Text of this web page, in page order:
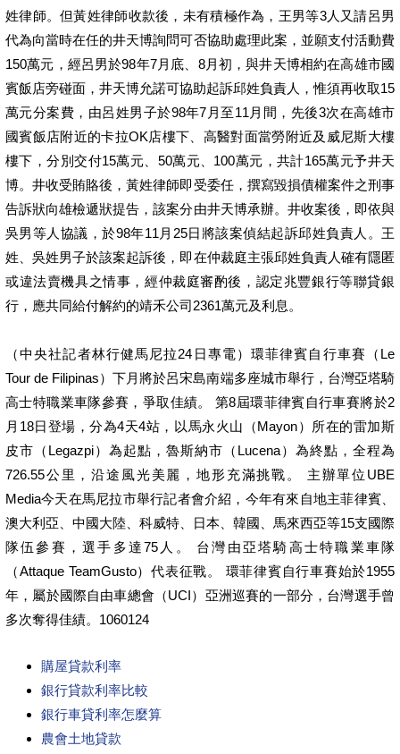
姓律師。但黃姓律師收款後，未有積極作為，王男等3人又請呂男
代為向當時在任的井天博詢問可否協助處理此案，並願支付活動費
150萬元，經呂男於98年7月底、8月初，與井天博相約在高雄市國
賓飯店旁碰面，井天博允諾可協助起訴邱姓負責人，惟須再收取15
萬元分案費，由呂姓男子於98年7月至11月間，先後3次在高雄市
國賓飯店附近的卡拉OK店樓下、高醫對面當勞附近及威尼斯大樓
樓下，分別交付15萬元、50萬元、100萬元，共計165萬元予井天
博。井收受賄賂後，黃姓律師即受委任，撰寫毀損債權案件之刑事
告訴狀向雄檢遞狀提告，該案分由井天博承辦。井收案後，即依與
吳男等人協議，於98年11月25日將該案偵結起訴邱姓負責人。王
姓、吳姓男子於該案起訴後，即在仲裁庭主張邱姓負責人確有隱匿
或違法賣機具之情事，經仲裁庭審酌後，認定兆豐銀行等聯貸銀
行，應共同給付解約的靖禾公司2361萬元及利息。
（中央社記者林行健馬尼拉24日專電）環菲律賓自行車賽（Le
Tour de Filipinas）下月將於呂宋島南端多座城市舉行，台灣亞塔騎
高士特職業車隊參賽，爭取佳績。 第8屆環菲律賓自行車賽將於2
月18日登場，分為4天4站，以馬永火山（Mayon）所在的雷加斯
皮市（Legazpi）為起點，魯斯納市（Lucena）為終點，全程為
726.55公里，沿途風光美麗，地形充滿挑戰。 主辦單位UBE
Media今天在馬尼拉市舉行記者會介紹，今年有來自地主菲律賓、
澳大利亞、中國大陸、科威特、日本、韓國、馬來西亞等15支國際
隊伍參賽，選手多達75人。 台灣由亞塔騎高士特職業車隊
（Attaque TeamGusto）代表征戰。 環菲律賓自行車賽始於1955
年，屬於國際自由車總會（UCI）亞洲巡賽的一部分，台灣選手曾
多次奪得佳績。1060124
購屋貸款利率
銀行貸款利率比較
銀行車貸利率怎麼算
農會土地貸款